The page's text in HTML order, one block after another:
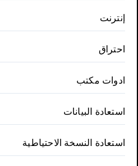
إنترنت
احتراق
ادوات مكتب
استعادة البيانات
استعادة النسخة الاحتياطية